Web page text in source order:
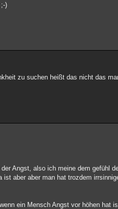
)
zu suchen heißt das nicht das
Angst, also ich meine dem gefühl
aber aber man hat trozdem
ein Mensch Angst vor höhen hat